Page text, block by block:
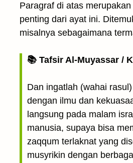
Paragraf di atas
penting dari ayat ini.
misalnya sebagaimana
📚 Tafsir Al-Muyassar /
Dan ingatlah (wahai
dengan ilmu dan
langsung pada malam
manusia, supaya bisa
zaqqum terlaknat yang
musyrikin dengan